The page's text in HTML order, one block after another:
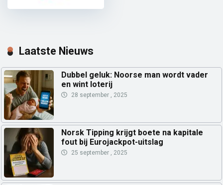
Laatste Nieuws
Dubbel geluk: Noorse man wordt vader
en wint loterij
28 september , 2025
Norsk Tipping krijgt boete na kapitale
fout bij Eurojackpot-uitslag
25 september , 2025